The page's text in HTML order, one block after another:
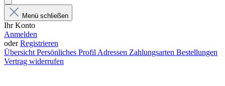
Menü schließen
Ihr Konto
Anmelden
oderRegistrieren
Übersicht Persönliches Profil Adressen Zahlungsarten Bestellungen
Vertrag widerrufen